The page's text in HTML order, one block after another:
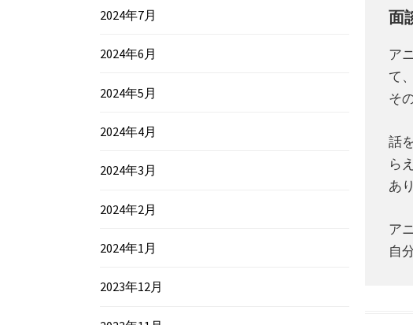
面
ア
て、
そ
話
ら
あ
ア
自
2024年7月
2024年6月
2024年5月
2024年4月
2024年3月
2024年2月
2024年1月
2023年12月